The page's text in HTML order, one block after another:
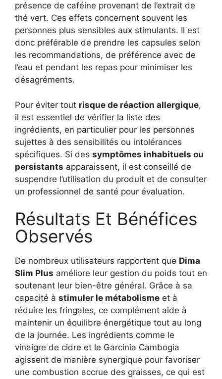
présence de caféine provenant de l’extrait de
thé vert. Ces effets concernent souvent les
personnes plus sensibles aux stimulants. Il est
donc préférable de prendre les capsules selon
les recommandations, de préférence avec de
l’eau et pendant les repas pour minimiser les
désagréments.
Pour éviter tout risque de réaction allergique,
il est essentiel de vérifier la liste des
ingrédients, en particulier pour les personnes
sujettes à des sensibilités ou intolérances
spécifiques. Si des symptômes inhabituels ou
persistants apparaissent, il est conseillé de
suspendre l’utilisation du produit et de consulter
un professionnel de santé pour évaluation.
Résultats Et Bénéfices
Observés
De nombreux utilisateurs rapportent que Dima
Slim Plus améliore leur gestion du poids tout en
soutenant leur bien-être général. Grâce à sa
capacité à stimuler le métabolisme et à
réduire les fringales, ce complément aide à
maintenir un équilibre énergétique tout au long
de la journée. Les ingrédients comme le
vinaigre de cidre et le Garcinia Cambogia
agissent de manière synergique pour favoriser
une combustion accrue des graisses, ce qui est